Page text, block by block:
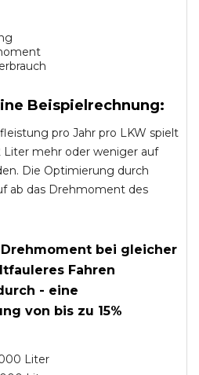
Beispielrechnung:
pro Jahr pro LKW spielt
Liter mehr oder weniger auf
Die Optimierung durch
ab das Drehmoment des
bei gleicher
Fahren
- eine
von bis zu 15%
Liter